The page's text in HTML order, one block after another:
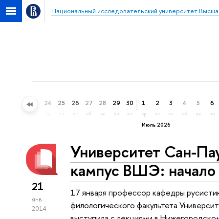
Национальный исследовательский университет
23 24 25 26
пт
27
сб
28
вс
29
пн
30
вт
Июль 2026
1
ср
2
чт
3
пт
4
сб
5
вс
6
пн
21
янв
2014
Университет Сан-
кампус ВШЭ: начало
17 января профессор кафедры
филологического факультета